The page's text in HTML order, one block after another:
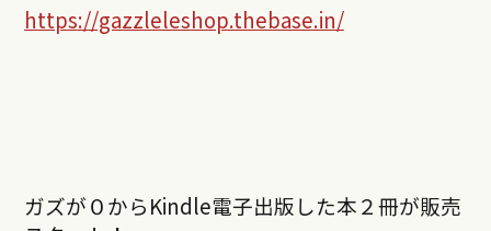
https://gazzleleshop.thebase.in/
ガズが０からKindle電子出版した本２冊が販売